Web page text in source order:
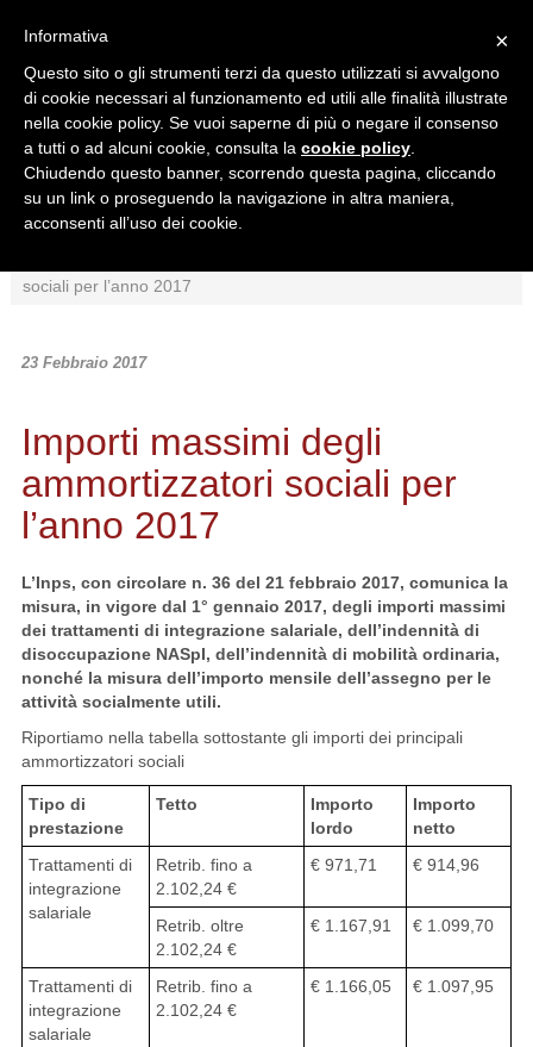
Ricerca in:
Sezione corrente
Tutto il sito
sociali per l’anno 2017
23 Febbraio 2017
Importi massimi degli
ammortizzatori sociali per
l’anno 2017
L’Inps, con circolare n. 36 del 21 febbraio 2017, comunica la
misura, in vigore dal 1° gennaio 2017, degli importi massimi
dei trattamenti di integrazione salariale, dell’indennità di
disoccupazione NASpI, dell’indennità di mobilità ordinaria,
nonché la misura dell’importo mensile dell’assegno per le
attività socialmente utili.
Riportiamo nella tabella sottostante gli importi dei principali
ammortizzatori sociali
Tipo di
prestazione
Tetto
Importo
lordo
Importo
netto
Trattamenti di
integrazione
salariale
Retrib. fino a
2.102,24 €
€ 971,71 € 914,96
Retrib. oltre
2.102,24 €
€ 1.167,91 € 1.099,70
Trattamenti di
integrazione
salariale
Retrib. fino a
2.102,24 €
€ 1.166,05 € 1.097,95
×
Informativa
Questo sito o gli strumenti terzi da questo utilizzati si avvalgono
di cookie necessari al funzionamento ed utili alle finalità illustrate
nella cookie policy. Se vuoi saperne di più o negare il consenso
a tutti o ad alcuni cookie, consulta la cookie policy
Chiudendo questo banner, scorrendo questa pagina, cliccando
su un link o proseguendo la navigazione in altra maniera,
acconsenti all’uso dei cookie.